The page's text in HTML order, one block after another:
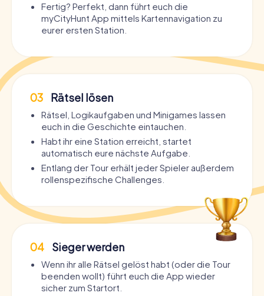
Fertig? Perfekt, dann führt euch die
myCityHunt App mittels Kartennavigation zu
eurer ersten Station.
03 Rätsel lösen
Rätsel, Logikaufgaben und Minigames lassen
euch in die Geschichte eintauchen.
Habt ihr eine Station erreicht, startet
automatisch eure nächste Aufgabe.
Entlang der Tour erhält jeder Spieler außerdem
rollenspezifische Challenges.
04 Sieger werden
Wenn ihr alle Rätsel gelöst habt (oder die Tour
beenden wollt) führt euch die App wieder
sicher zum Startort.